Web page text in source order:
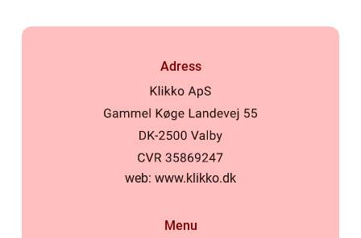
Adress
web: www.klikko.dk
Menu